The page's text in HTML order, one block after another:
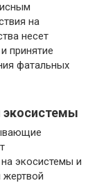
на
несет
принятие
фатальных
экосистемы и
жертвой